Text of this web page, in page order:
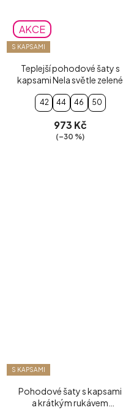
AKCE
S KAPSAMI
Teplejší pohodové šaty s
kapsami Nela světle zelené
42 44 46 50
973 Kč
(–30 %)
S KAPSAMI
Pohodové šaty s kapsami
a krátkým rukávem